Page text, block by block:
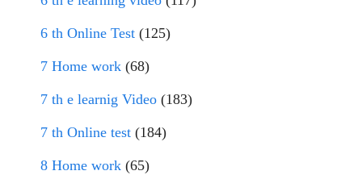
6 th Online Test (125)
7 Home work (68)
7 th e learnig Video (183)
7 th Online test (184)
8 Home work (65)